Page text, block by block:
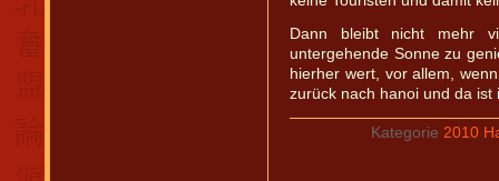
Dann bleibt nicht mehr
untergehende Sonne zu
hierher wert, vor allem,
zurück nach hanoi und da ist
Kategorie 2010